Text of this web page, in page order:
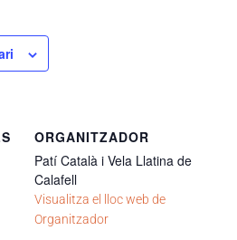
ORGANITZADOR
Patí Català i Vela Llatina de
Calafell
Visualitza el lloc web de
Organitzador